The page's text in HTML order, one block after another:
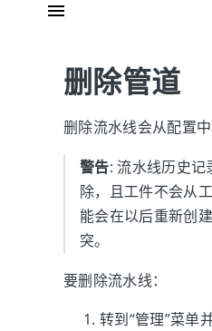
删除管道
删除流水线会从配置
警告: 流水线历史记
除，且工件不会从
能会在以后重新创
突。
要删除流水线：
转到“管理”菜单